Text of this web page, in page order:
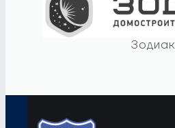
Зодиак